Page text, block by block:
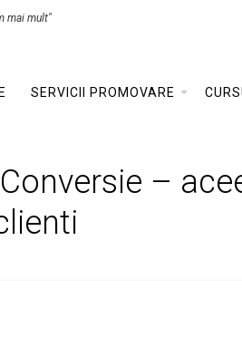
mai mult"
SERVICII PROMOVARE
–